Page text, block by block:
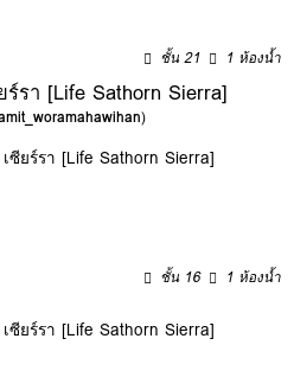
ชั้น 21 1 ห้องน้ำ
รา [Life Sathorn Sierra]
)
ยร์รา [Life Sathorn Sierra]
ชั้น 16
1 ห้องน้ำ
ยร์รา [Life Sathorn Sierra]